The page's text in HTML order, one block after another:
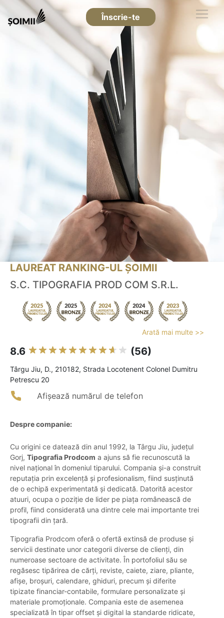
Înscrie-te
LAUREAT RANKING-UL ȘOIMII
S.C. TIPOGRAFIA PROD COM S.R.L.
Arată mai multe >>
8.6 (56)
Târgu Jiu, D., 210182, Strada Locotenent Colonel Dumitru
Petrescu 20
Afișează numărul de telefon
Despre companie:
Cu origini ce datează din anul 1992, la Târgu Jiu, județul
Gorj, Tipografia Prodcom a ajuns să fie recunoscută la
nivel național în domeniul tiparului. Compania şi-a construit
reputația prin excelență și profesionalism, fiind susținută
de o echipă experimentată și dedicată. Datorită acestor
atuuri, ocupa o poziție de lider pe piața românească de
profil, fiind considerată una dintre cele mai importante trei
tipografii din țară.
Tipografia Prodcom oferă o ofertă extinsă de produse și
servicii destinate unor categorii diverse de clienți, din
numeroase sectoare de activitate. În portofoliul său se
regăsesc tipărirea de cărți, reviste, caiete, ziare, pliante,
afișe, broșuri, calendare, ghiduri, precum și diferite
tipizate financiar-contabile, formulare personalizate și
materiale promoționale. Compania este de asemenea
specializată în tipar offset și digital la standarde ridicate,